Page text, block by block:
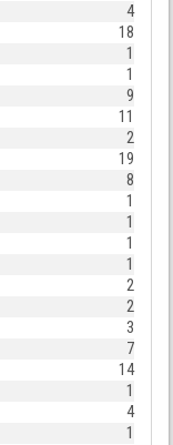
4
18
1
1
9
11
2
19
8
1
1
1
1
2
2
3
7
14
1
4
1